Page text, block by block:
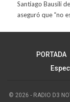
Santiago Bausili
aseguró que “no
PORTADA
© 2026 - RADIO D3